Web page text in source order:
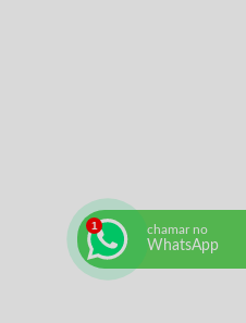
chamar no
WhatsApp